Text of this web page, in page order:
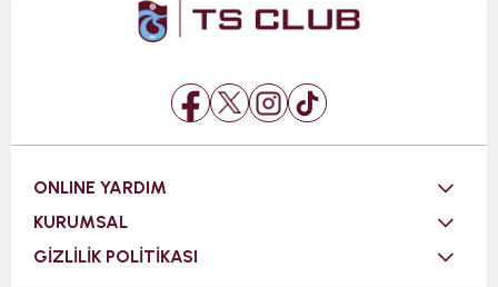
ONLINE YARDIM
KURUMSAL
GİZLİLİK POLİTİKASI